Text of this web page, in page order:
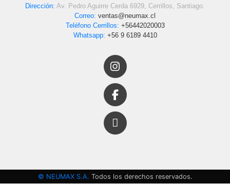
Dirección: Av. Pedro Aguirre Cerda 6929, Cerrillos, Santiago.
Correo: ventas@neumax.cl
Teléfono Cerrillos: +56442020003
Whatsapp: +56 9 6189 4410
© NEUMAX S.A. Todos los derechos reservados.